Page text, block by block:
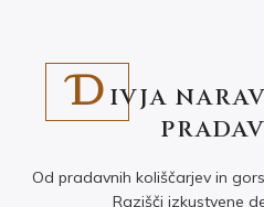
D IVJA
Od pradavnih koliščarjev in
Razišči izkustvene